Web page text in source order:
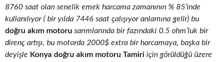
8760 saat olan senelik emek harcama zamanının % 85’inde
kullanılıyor ( bir yılda 7446 saat çalışıyor anlamına gelir) bu
doğru akım motoru sarımlarında bir fazındaki 0.5 ohm’luk bir
direnç artışı, bu motorda 2000$ extra bir harcamaya, başka bir
deyişle Konya doğru akım motoru Tamiri için görüldüğü üzere